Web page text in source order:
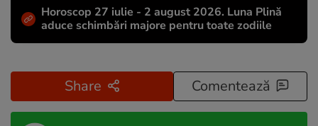
Horoscop 27 iulie - 2 august 2026. Luna Plină
aduce schimbări majore pentru toate zodiile
Share Comentează